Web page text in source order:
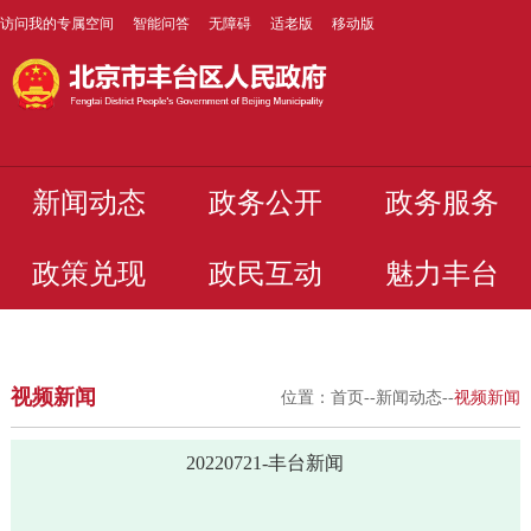
访问我的专属空间 智能问答 无障碍 适老版 移动版
新闻动态 政务公开 政务服务
政策兑现 政民互动 魅力丰台
视频新闻 位置：首页--新闻动态--视频新闻
20220721-丰台新闻